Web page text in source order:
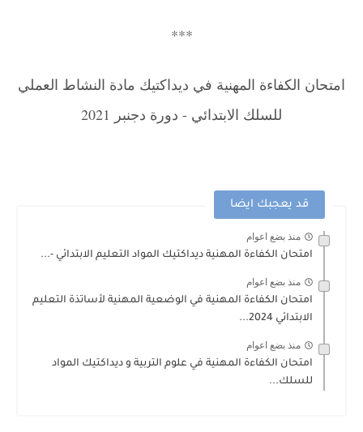
***
امتحان الكفاءة المهنية في ديداكتيك مادة النشاط العملي
للسلك الابتدائي - دورة دجنبر 2021
قد يعجبك ايضا
منذ بضع اعوام
امتحان الكفاءة المهنية ديداكتيك المواد التعليم الابتدائي -...
منذ بضع اعوام
امتحان الكفاءة المهنية في الوضعية المهنية لأساتذة التعليم
الابتدائي 2024...
منذ بضع اعوام
امتحان الكفاءة المهنية في علوم التربية و ديداكتيك المواد
للسلك...